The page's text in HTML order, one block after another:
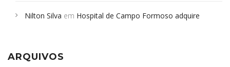
Campoformosenses que morreram em desabamentos são
Nilton Silva em Hospital de Campo Formoso adquire
ARQUIVOS